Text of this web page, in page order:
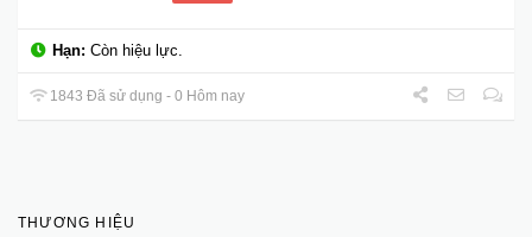
Hạn: Còn hiệu lực.
1843 Đã sử dụng - 0 Hôm nay
THƯƠNG HIỆU